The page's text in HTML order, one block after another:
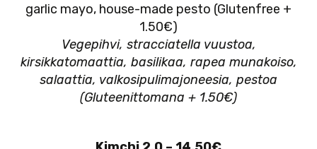
garlic mayo, house-made pesto (Glutenfree +
1.50€)
Vegepihvi, stracciatella vuustoa,
kirsikkatomaattia, basilikaa, rapea munakoiso,
salaattia, valkosipulimajoneesia, pestoa
(Gluteenittomana + 1.50€)